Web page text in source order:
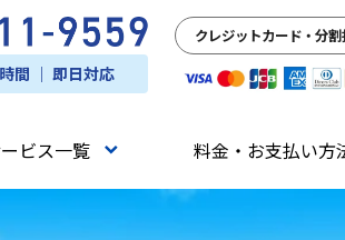
間 ｜ 即日対応
クレジットカード・分
ビス一覧 料金・お支払い方